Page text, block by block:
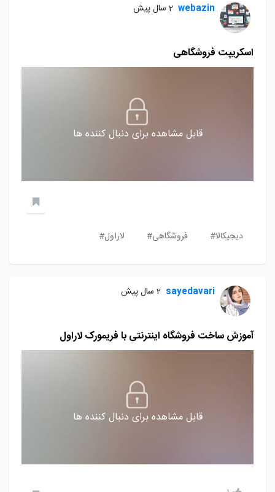
webazin 2 سال پیش
اسکریپت فروشگاهی
قابل مشاهده برای دنبال کننده ها
دیجیکالا# فروشگاهی# لاراول#
sayedavari 2 سال پیش
آموزش ساخت فروشگاه اینترنتی با فریمورک لاراول
قابل مشاهده برای دنبال کننده ها